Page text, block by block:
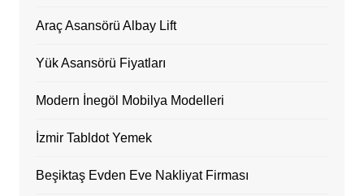
Araç Asansörü Albay Lift
Yük Asansörü Fiyatları
Modern İnegöl Mobilya Modelleri
İzmir Tabldot Yemek
Beşiktaş Evden Eve Nakliyat Firması